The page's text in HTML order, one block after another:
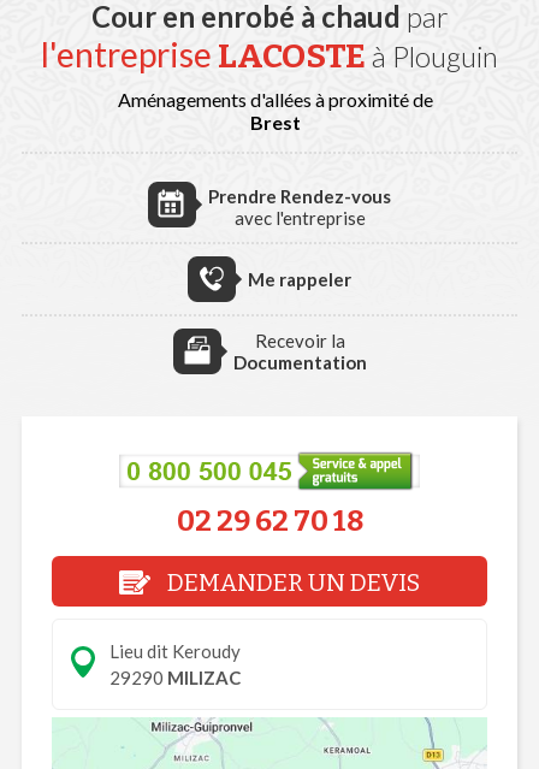
Cour en enrobé à chaud par
l'entreprise LACOSTE à Plouguin
Aménagements d'allées à proximité de
Brest
Prendre Rendez-vous
avec l'entreprise
Me rappeler
Recevoir la
Documentation
02 29 62 70 18
DEMANDER UN DEVIS
Lieu dit Keroudy
29290 MILIZAC